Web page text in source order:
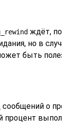
ждёт,
но в
быть
о
процент